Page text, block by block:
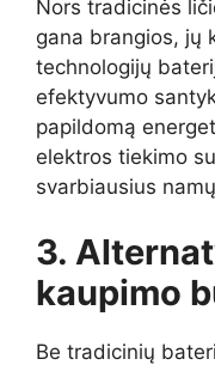
Nors tradicinės
gana brangios, jų
technologijų
efektyvumo
papildomą
elektros tiekimo
svarbiausius
3.
kaupimo
Be tradicinių